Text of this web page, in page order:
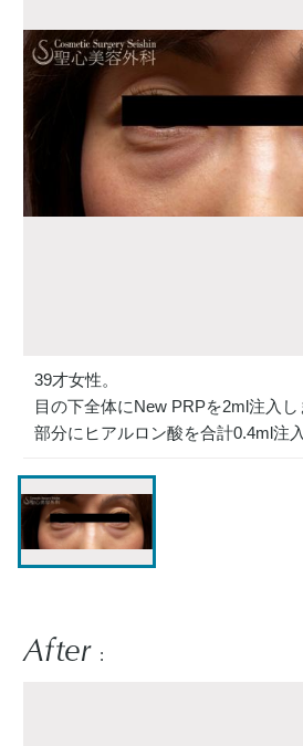
39才女性。
目の下全体にNew PRPを2ml注入
部分にヒアルロン酸を合計0.4ml注
After :